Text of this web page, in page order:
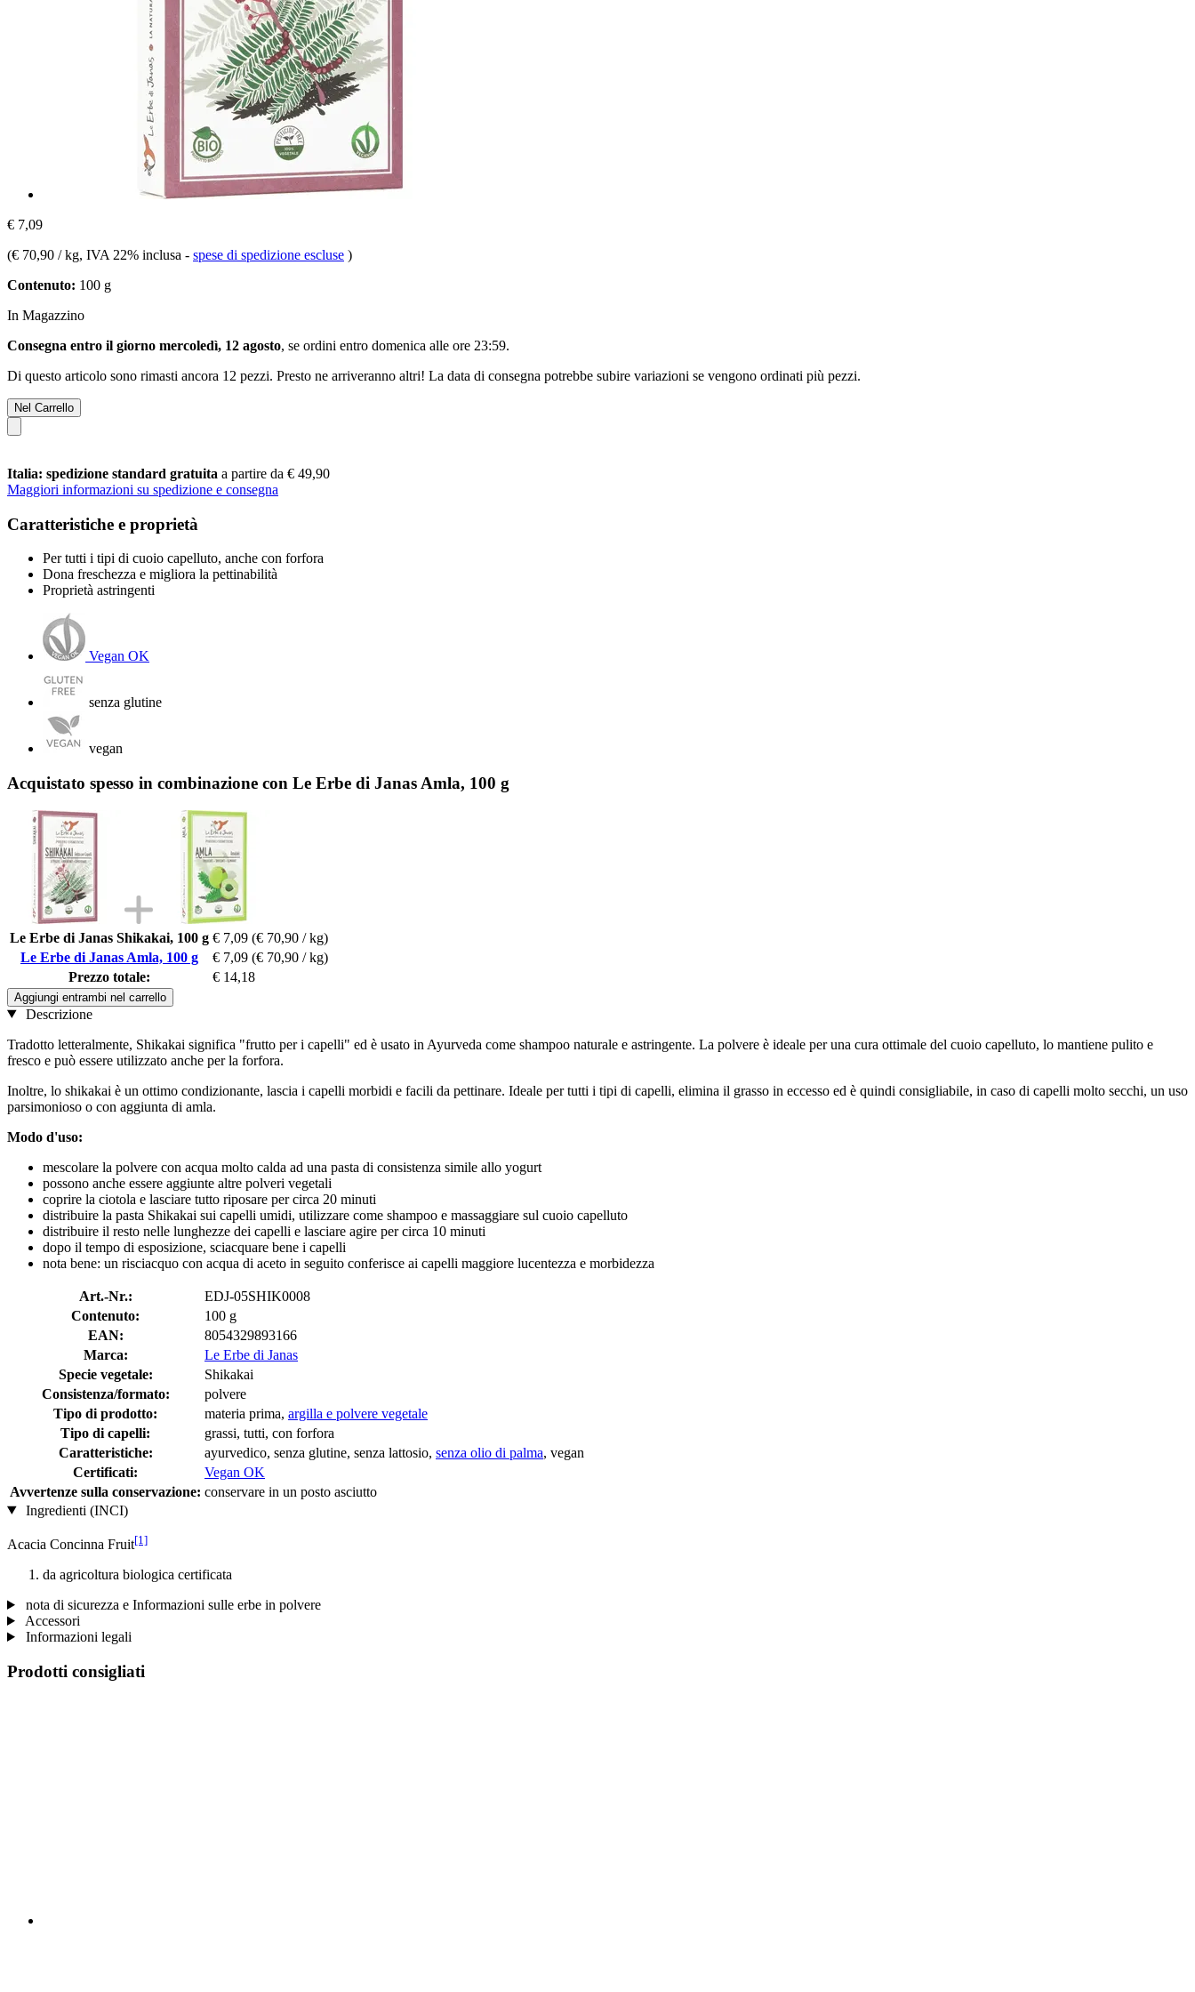
€ 7,09
(€ 70,90 / kg, IVA 22% inclusa - spese di spedizione escluse )
Contenuto: 100 g
In Magazzino
Consegna entro il giorno mercoledì, 12 agosto, se ordini entro domenica alle ore 23:59.
Di questo articolo sono rimasti ancora 12 pezzi. Presto ne arriveranno altri! La data di consegna potrebbe subire variazioni se vengono ordinati più pezzi.
Nel Carrello
Italia: spedizione standard gratuita a partire da € 49,90
Maggiori informazioni su spedizione e consegna
Caratteristiche e proprietà
Per tutti i tipi di cuoio capelluto, anche con forfora
Dona freschezza e migliora la pettinabilità
Proprietà astringenti
Vegan OK
senza glutine
vegan
Acquistato spesso in combinazione con Le Erbe di Janas Amla, 100 g
Le Erbe di Janas Shikakai, 100 g € 7,09 (€ 70,90 / kg)
Le Erbe di Janas Amla, 100 g
€ 7,09 (€ 70,90 / kg)
Prezzo totale:
€ 14,18
Aggiungi entrambi nel carrello
Descrizione
Tradotto letteralmente, Shikakai significa "frutto per i capelli" ed è usato in Ayurveda come shampoo naturale e astringente. La polvere è ideale per una cura ottimale del cuoio capelluto, lo mantiene pulito e
fresco e può essere utilizzato anche per la forfora.
Inoltre, lo shikakai è un ottimo condizionante, lascia i capelli morbidi e facili da pettinare. Ideale per tutti i tipi di capelli, elimina il grasso in eccesso ed è quindi consigliabile, in caso di capelli molto secchi, un uso
parsimonioso o con aggiunta di amla.
Modo d'uso:
mescolare la polvere con acqua molto calda ad una pasta di consistenza simile allo yogurt
possono anche essere aggiunte altre polveri vegetali
coprire la ciotola e lasciare tutto riposare per circa 20 minuti
distribuire la pasta Shikakai sui capelli umidi, utilizzare come shampoo e massaggiare sul cuoio capelluto
distribuire il resto nelle lunghezze dei capelli e lasciare agire per circa 10 minuti
dopo il tempo di esposizione, sciacquare bene i capelli
nota bene: un risciacquo con acqua di aceto in seguito conferisce ai capelli maggiore lucentezza e morbidezza
Art.-Nr.:
EDJ-05SHIK0008
Contenuto:
100 g
EAN:
8054329893166
Marca:
Le Erbe di Janas
Specie vegetale:
Shikakai
Consistenza/formato:
polvere
Tipo di prodotto:
materia prima, argilla e polvere vegetale
Tipo di capelli:
grassi, tutti, con forfora
Caratteristiche:
ayurvedico, senza glutine, senza lattosio, senza olio di palma, vegan
Certificati:
Vegan OK
Avvertenze sulla conservazione: conservare in un posto asciutto
Ingredienti (INCI)
Acacia Concinna Fruit[1]
da agricoltura biologica certificata
nota di sicurezza e Informazioni sulle erbe in polvere
Accessori
Informazioni legali
Prodotti consigliati